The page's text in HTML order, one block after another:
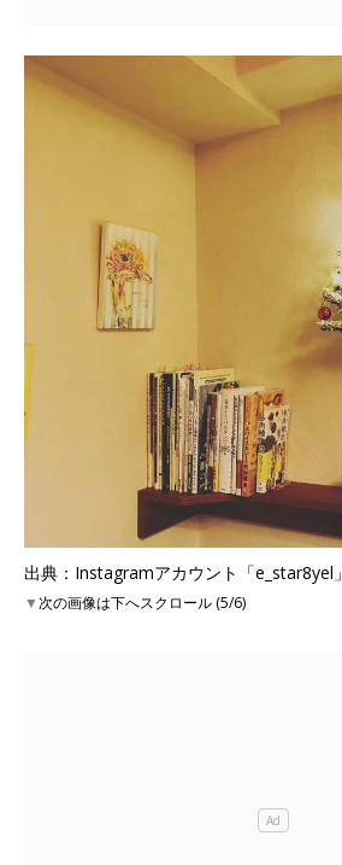
出典：Instagramアカウント「e_star8yel」
▼次の画像は下へスクロール (5/6)